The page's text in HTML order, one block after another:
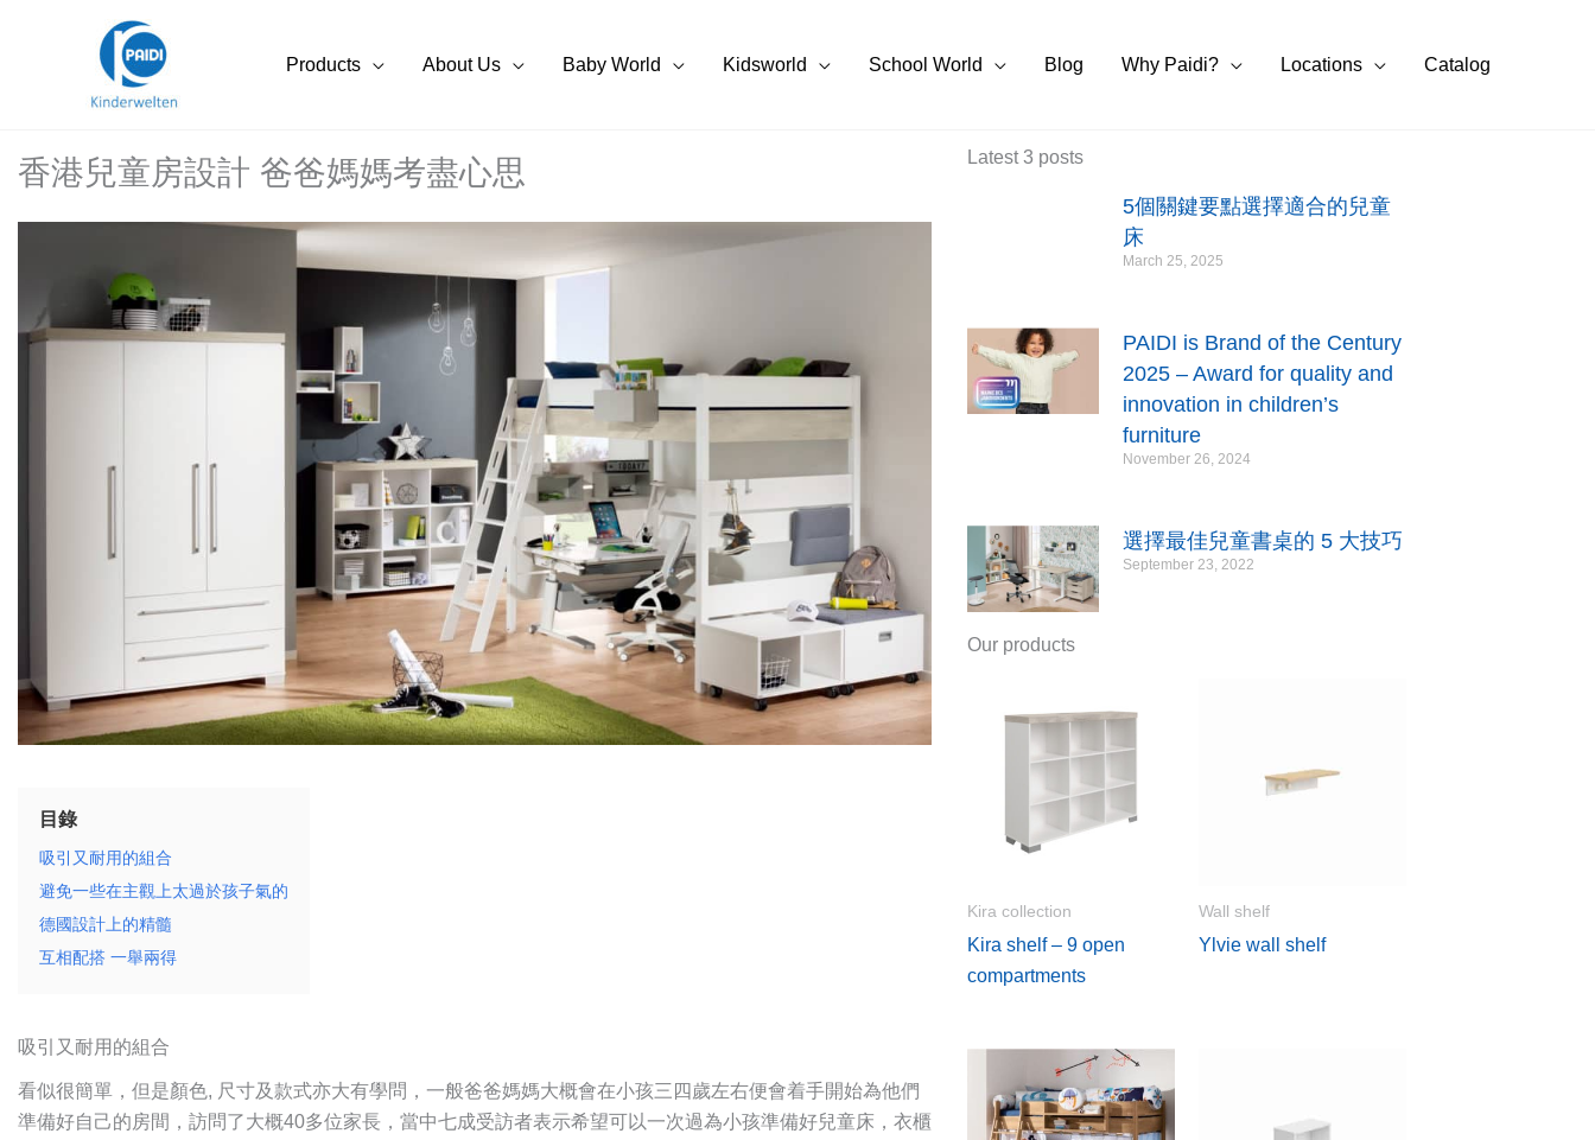
Products About Us Baby World Kidsworld School World Blog Why Paidi? Locations Catalog
香港兒童房設計 爸爸媽媽考盡心思
目錄
吸引又耐用的組合
避免一些在主觀上太過於孩子氣的
德國設計上的精髓
互相配搭 一舉兩得
吸引又耐用的組合
看似很簡單，但是顏色, 尺寸及款式亦大有學問，一般爸爸媽媽大概會在小孩三四歲左右便會着手開始為他們
準備好自己的房間，訪問了大概40多位家長，當中七成受訪者表示希望可以一次過為小孩準備好兒童床，衣櫃
Latest 3 posts
5個關鍵要點選擇適合的兒童
床
March 25, 2025
PAIDI is Brand of the Century
2025 – Award for quality and
innovation in children’s
furniture
November 26, 2024
選擇最佳兒童書桌的 5 大技巧
September 23, 2022
Our products
Kira collection
Kira shelf – 9 open
compartments
Wall shelf
Ylvie wall shelf